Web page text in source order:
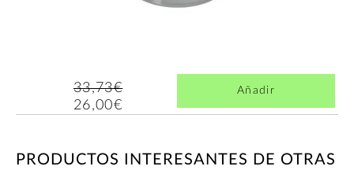
33,73€
26,00€
Añadir
PRODUCTOS INTERESANTES DE OTRAS